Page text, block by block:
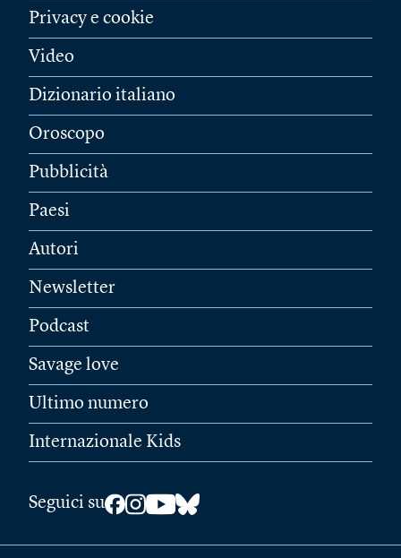
Privacy e cookie
Video
Dizionario italiano
Oroscopo
Pubblicità
Paesi
Autori
Newsletter
Podcast
Savage love
Ultimo numero
Internazionale Kids
Seguici su